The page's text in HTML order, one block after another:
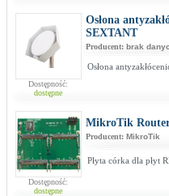
Dostępność:
dostępne
Osłona
SEXTANT
Producent: brak
Osłona
Dostępność:
dostępne
MikroTik
Producent: MikroTik
Płyta córka dla płyt